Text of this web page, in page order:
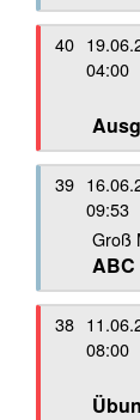
40
04:00
39
09:53
Groß
ABC
38
08:00